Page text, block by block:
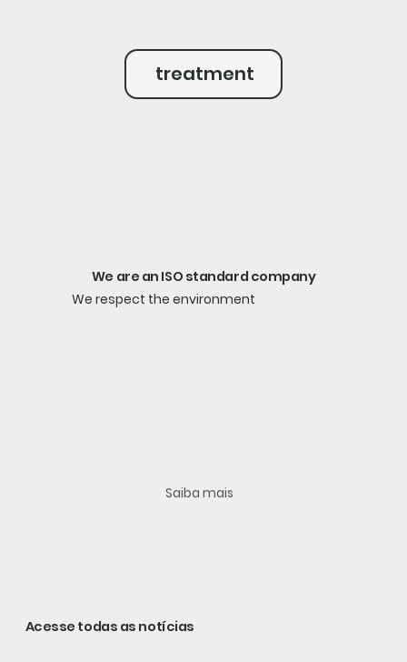
treatment
We respect the environment
We are an ISO standard company
Saiba mais
Acesse todas as notícias